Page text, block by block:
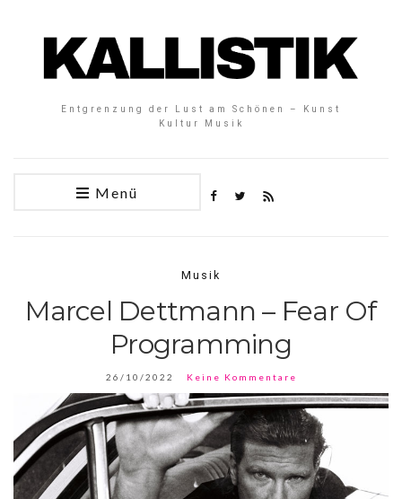
Entgrenzung der Lust am Schönen – Kunst
Kultur Musik
Menü
Musik
Marcel Dettmann – Fear Of
Programming
26/10/2022 Keine Kommentare